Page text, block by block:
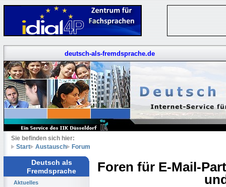
deutsch-als-fremdsprache.de
Sie befinden sich hier:
Start
Austausch Forum
Deutsch als
Fremdsprache
Aktuelles
Foren für E-Mail-